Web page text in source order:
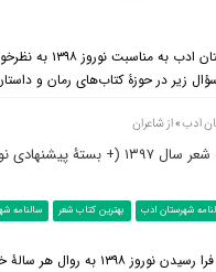
شهرستان ادب:‌ در ادامۀ
در حوزۀ کتاب‌های رمان و داستان
ادب» از شاعران
نوروزی)
شهرستان ادب بهترین کتاب شعر سالنامه
شهرستان ادب: سایت شهرستان ادب در پروندۀ